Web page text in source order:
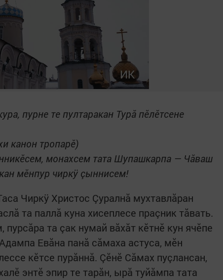
пурне те пултаракан Турă пĕлĕтсене
канон тропарĕ)
монахсем тата Шупашкарпа — Чăваш
мĕнпур чиркÿ çыннисем!
Чиркÿ Христос Çуралнă мухтавлăран
та паллă куна хисеплесе праçник тăвать.
та çак нумай вăхăт кĕтнĕ кун ячĕпе
Евăна панă сăмаха астуса, мĕн
кĕтсе пурăннă. Çĕнĕ Сăмах пуçлансан,
энтĕ эпир те тарăн, ырă туйăмпа тата